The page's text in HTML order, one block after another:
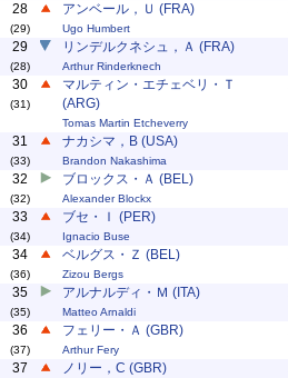
28
(29)
アンベール，Ｕ (FRA)
Ugo Humbert
29
(28)
リンデルクネシュ，Ａ (FRA)
Arthur Rinderknech
30
(31)
マルティン・エチェベリ・Ｔ
(ARG)
Tomas Martin Etcheverry
31
(33)
ナカシマ，B (USA)
Brandon Nakashima
32
(32)
ブロックス・Ａ (BEL)
Alexander Blockx
33
(34)
ブセ・Ｉ (PER)
Ignacio Buse
34
(36)
ベルグス・Ｚ (BEL)
Zizou Bergs
35
(35)
アルナルディ・Ｍ (ITA)
Matteo Arnaldi
36
(37)
フェリー・Ａ (GBR)
Arthur Fery
37 ノリー，C (GBR)